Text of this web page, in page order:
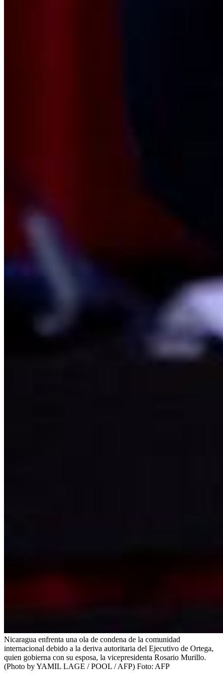
Nicaragua enfrenta una ola de condena de la comunidad
internacional debido a la deriva autoritaria del Ejecutivo de Ortega,
quien gobierna con su esposa, la vicepresidenta Rosario Murillo.
(Photo by YAMIL LAGE / POOL / AFP) Foto: AFP